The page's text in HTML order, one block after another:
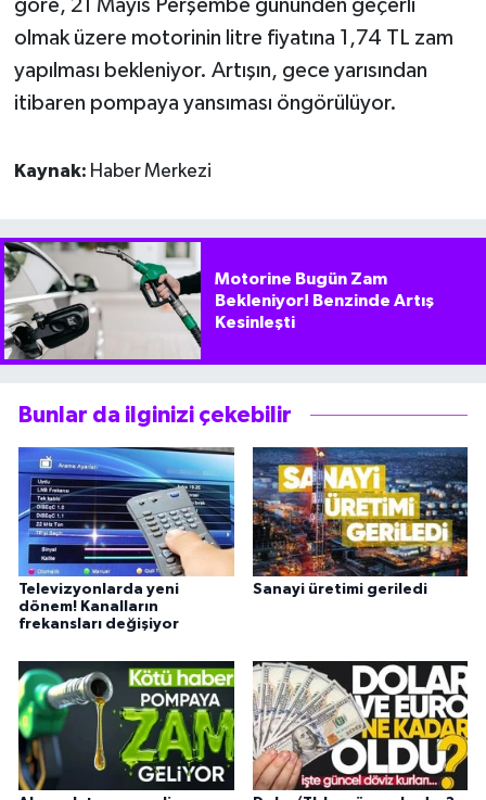
göre, 21 Mayıs Perşembe gününden geçerli
olmak üzere motorinin litre fiyatına 1,74 TL zam
yapılması bekleniyor. Artışın, gece yarısından
itibaren pompaya yansıması öngörülüyor.
Kaynak: Haber Merkezi
Motorine Bugün Zam
Bekleniyor! Benzinde Artış
Kesinleşti
Bunlar da ilginizi çekebilir
Televizyonlarda yeni
dönem! Kanalların
frekansları değişiyor
Sanayi üretimi geriledi